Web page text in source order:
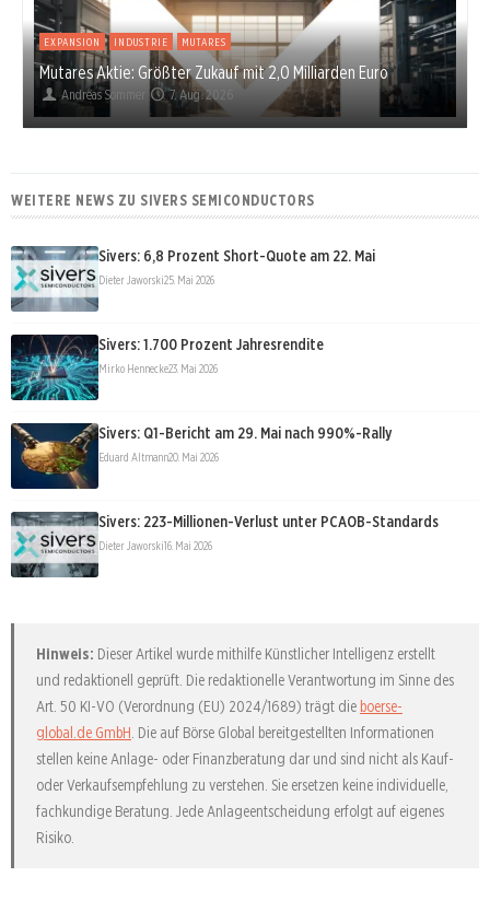
EXPANSION INDUSTRIE MUTARES
Mutares Aktie: Größter Zukauf mit 2,0 Milliarden Euro
Andreas Sommer 7. Aug. 2026
WEITERE NEWS ZU SIVERS SEMICONDUCTORS
Sivers: 6,8 Prozent Short-Quote am 22. Mai
Dieter Jaworski25. Mai 2026
Sivers: 1.700 Prozent Jahresrendite
Mirko Hennecke23. Mai 2026
Sivers: Q1-Bericht am 29. Mai nach 990%-Rally
Eduard Altmann20. Mai 2026
Sivers: 223-Millionen-Verlust unter PCAOB-Standards
Dieter Jaworski16. Mai 2026
Hinweis: Dieser Artikel wurde mithilfe Künstlicher Intelligenz erstellt
und redaktionell geprüft. Die redaktionelle Verantwortung im Sinne des
Art. 50 KI-VO (Verordnung (EU) 2024/1689) trägt die boerse-
global.de GmbH. Die auf Börse Global bereitgestellten Informationen
stellen keine Anlage- oder Finanzberatung dar und sind nicht als Kauf-
oder Verkaufsempfehlung zu verstehen. Sie ersetzen keine individuelle,
fachkundige Beratung. Jede Anlageentscheidung erfolgt auf eigenes
Risiko.